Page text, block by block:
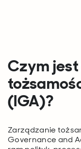
Czym
(IGA)?
Zarządzanie
Governance and